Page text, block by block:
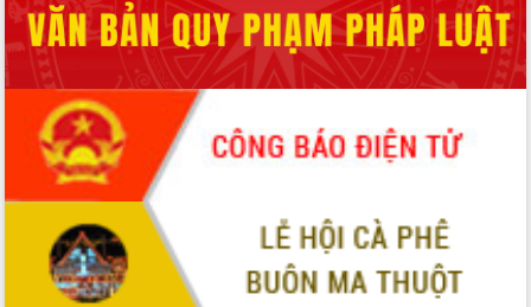
đấu có 77% xã đạt chuẩn nông thôn
mới
Chuyển đổi số 'mở đường' cho nông
nghiệp Đắk Lắk tăng trưởng bứt phá
Triển khai đồng bộ đo đạc, lập hồ sơ
địa chính, hoàn thiện cơ sở dữ liệu đất
Ứng dụng sinh trắc học - Bước tiến
trong hành trình chuyển đổi số tại Đắk
Đắk Lắk nâng cao hiệu quả công tác
Đảng từ Sổ tay đảng viên điện tử